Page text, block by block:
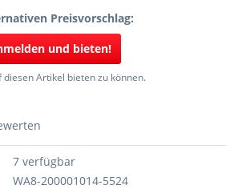
Preisvorschlag:
und bieten!
diesen Artikel bieten zu können.
7 verfügbar
WA8-200001014-5524